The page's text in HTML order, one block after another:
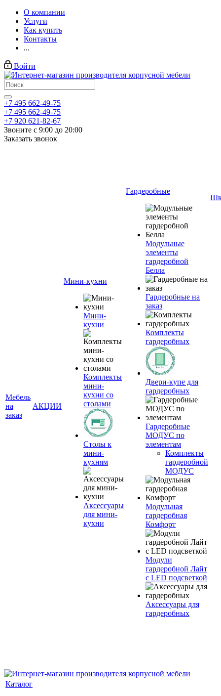
О компании
Услуги
Как купить
Контакты
...
Войти
+7 495 662-49-75
+7 495 662-49-75
+7 920 621-82-67
Звоните с 9:00 до 20:00
Заказать звонок
Мебель
на
заказ
АКЦИИ
Мини-кухни
Мини-
кухни
Комплекты
мини-
кухни со
столами
Столы к
мини-
кухням
Аксессуары
для мини-
кухни
Гардеробные
Модульные
элементы
гардеробной
Белла
Гардеробные на
заказ
Комплекты
гардеробных
Двери-купе для
гардеробных
Гардеробные
МОДУС по
элементам
Комплекты
гардеробной
МОДУС
Модульная
гардеробная
Комфорт
Модули
гардеробной Лайт
с LED подсветкой
Аксессуары для
гардеробных
Каталог